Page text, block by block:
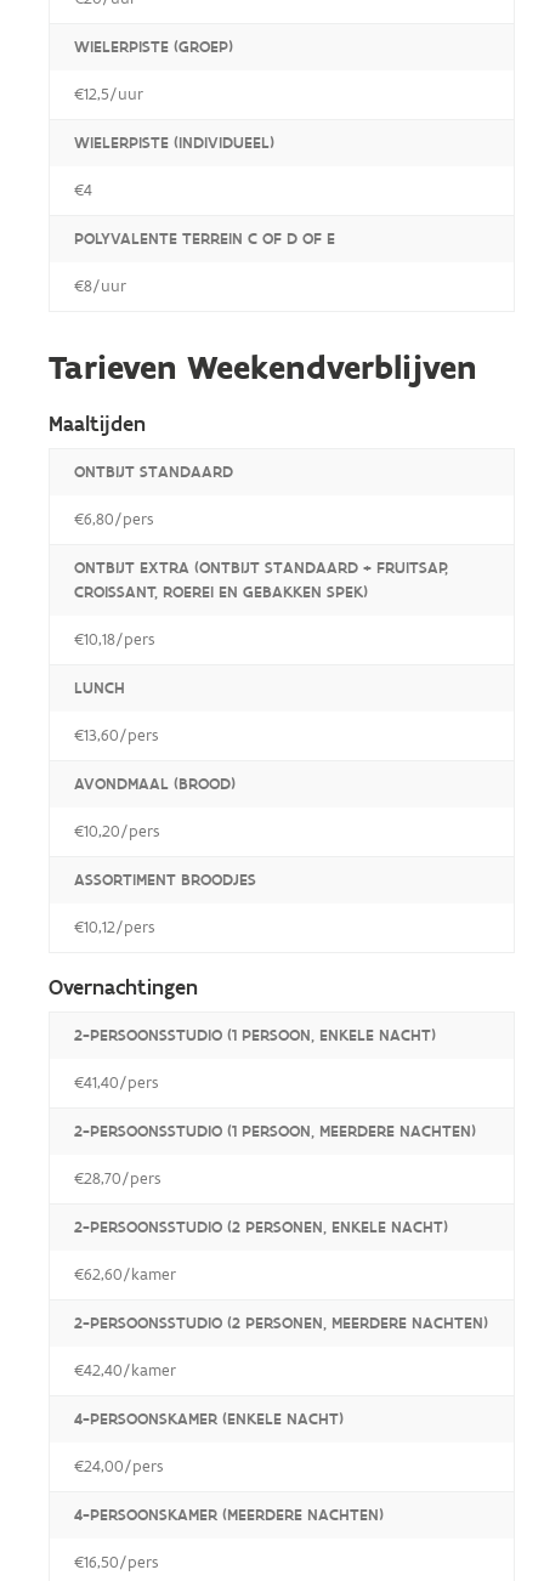
WIELERPISTE (GROEP)
€12,5/uur
WIELERPISTE (INDIVIDUEEL)
€4
POLYVALENTE TERREIN C OF D OF E
€8/uur
Tarieven Weekendverblijven
Maaltijden
ONTBIJT STANDAARD
€6,80/pers
ONTBIJT EXTRA (ONTBIJT STANDAARD + FRUITSAP,
CROISSANT, ROEREI EN GEBAKKEN SPEK)
€10,18/pers
LUNCH
€13,60/pers
AVONDMAAL (BROOD)
€10,20/pers
ASSORTIMENT BROODJES
€10,12/pers
Overnachtingen
2-PERSOONSSTUDIO (1 PERSOON, ENKELE NACHT)
€41,40/pers
2-PERSOONSSTUDIO (1 PERSOON, MEERDERE NACHTEN)
€28,70/pers
2-PERSOONSSTUDIO (2 PERSONEN, ENKELE NACHT)
€62,60/kamer
2-PERSOONSSTUDIO (2 PERSONEN, MEERDERE NACHTEN)
€42,40/kamer
4-PERSOONSKAMER (ENKELE NACHT)
€24,00/pers
4-PERSOONSKAMER (MEERDERE NACHTEN)
€16,50/pers